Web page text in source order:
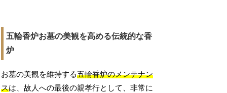
五輪香炉お墓の美観を高める伝統的な香
炉
お墓の美観を維持する五輪香炉のメンテナン
スは、故人への最後の親孝行として、非常に